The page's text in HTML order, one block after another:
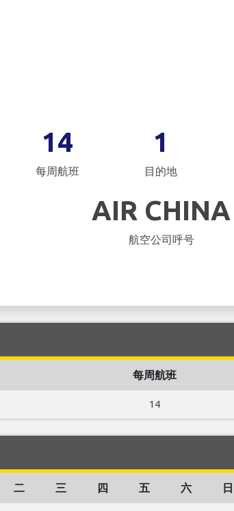
14
每周航班
1
目的地
AIR CHINA
航空公司呼号
每周航班
14
二 三 四 五 六 日